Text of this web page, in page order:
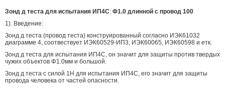
Зонд д теста для испытания ИП4С: Φ1.0 длинной с провод 100
1). Введение:
Зонд д теста (провод теста) конструированный согласно ИЭК61032
диаграмме 4, соотвествует ИЭК60529-ИП3, ИЭК60065, ИЭК60598 и етк.
Зонд д теста для испытания ИП4С, он значит для защиты против твердых
чужих объектов Φ1.0мм и большой.
Зонд д теста с силой 1Н для испытания ИП4С, его значит для защиты
провода человека от частей опасности.